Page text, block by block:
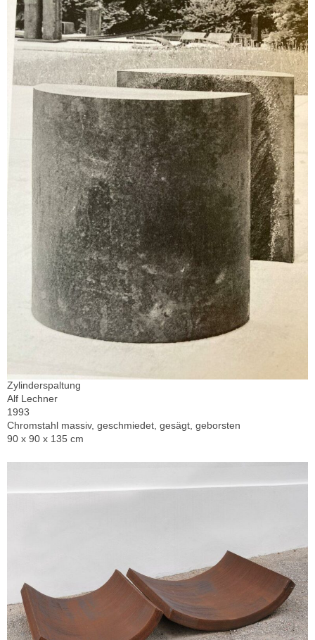
Zylinderspaltung
Alf Lechner
1993
Chromstahl massiv, geschmiedet, gesägt, geborsten
90 x 90 x 135 cm